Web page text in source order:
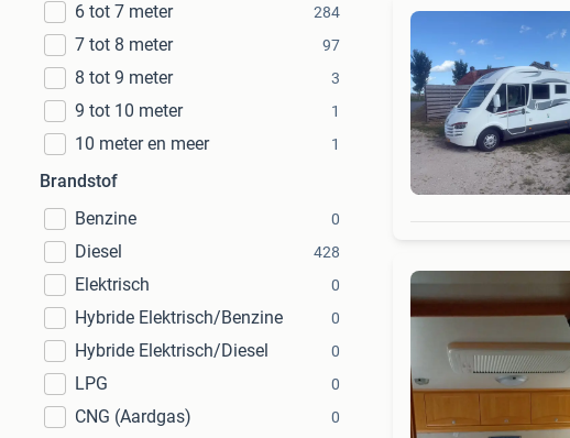
6 tot 7 meter 284
7 tot 8 meter 97
8 tot 9 meter 3
9 tot 10 meter 1
10 meter en meer 1
Brandstof
Benzine
0
Diesel 428
Elektrisch 0
Hybride Elektrisch/Benzine 0
Hybride Elektrisch/Diesel 0
LPG 0
CNG (Aardgas) 0